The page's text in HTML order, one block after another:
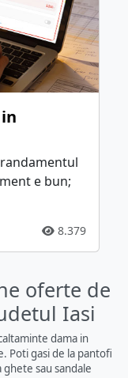
e bun;
8.379
oferte de
Iasi
dama in
Poti gasi de la pantofi
sau sandale